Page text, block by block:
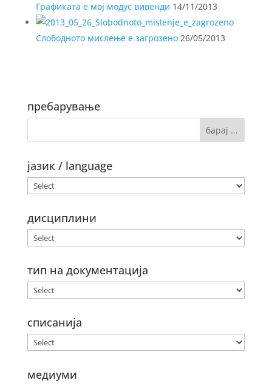
Графиката е мој модус вивенди 14/11/2013
Слободното мислење е загрозено26/05/2013
пребарување
јазик / language
дисциплини
тип на документација
списанија
медиуми